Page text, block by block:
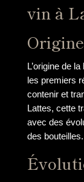
vin à
L’origine de
les premiers
contenir et
Lattes, cette
avec des
des bouteilles.